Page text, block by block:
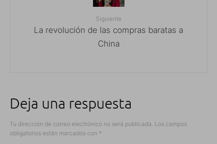
Siguiente
La revolución de las compras baratas a
China
Deja una respuesta
Tu dirección de correo electrónico no será publicada. Los campos
obligatorios están marcados con *